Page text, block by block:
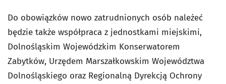
Do obowiązków nowo zatrudnionych osób należeć
będzie także współpraca z jednostkami miejskimi,
Dolnośląskim Wojewódzkim Konserwatorem
Zabytków, Urzędem Marszałkowskim Województwa
Dolnośląskiego oraz Regionalną Dyrekcją Ochrony